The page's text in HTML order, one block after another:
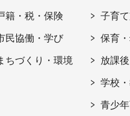
籍・税・保険
民協働・学び
ちづくり・環境
子育
保育
放課
学校
青少